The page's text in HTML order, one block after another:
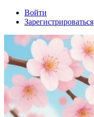
Войти
Зарегистрироваться